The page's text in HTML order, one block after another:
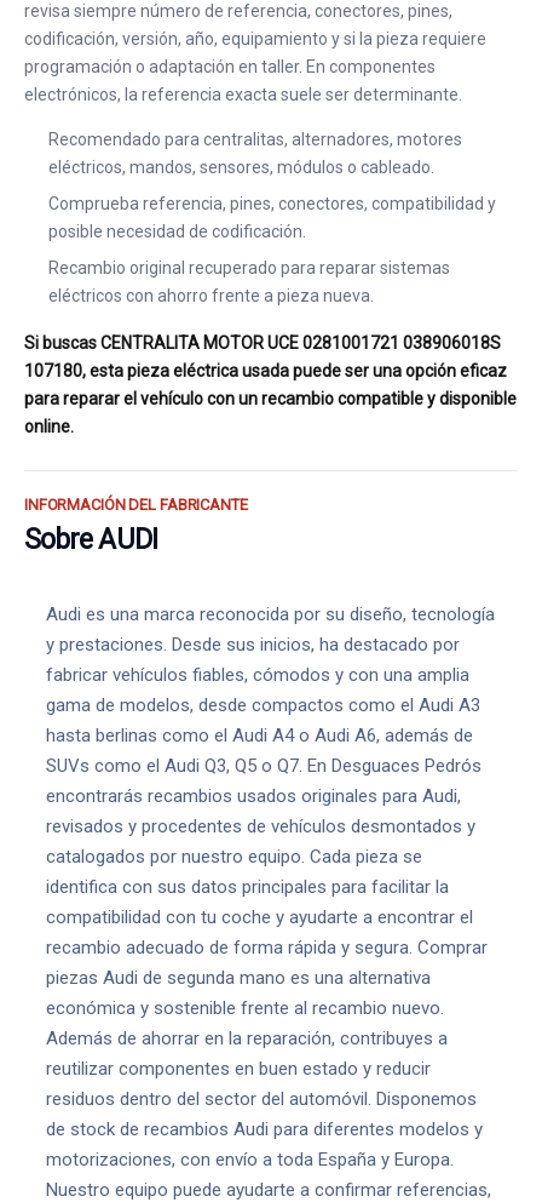
revisa siempre número de referencia, conectores, pines,
codificación, versión, año, equipamiento y si la pieza requiere
programación o adaptación en taller. En componentes
electrónicos, la referencia exacta suele ser determinante.
Recomendado para centralitas, alternadores, motores
eléctricos, mandos, sensores, módulos o cableado.
Comprueba referencia, pines, conectores, compatibilidad y
posible necesidad de codificación.
Recambio original recuperado para reparar sistemas
eléctricos con ahorro frente a pieza nueva.
Si buscas CENTRALITA MOTOR UCE 0281001721 038906018S
107180, esta pieza eléctrica usada puede ser una opción eficaz
para reparar el vehículo con un recambio compatible y disponible
online.
INFORMACIÓN DEL FABRICANTE
Sobre AUDI
Audi es una marca reconocida por su diseño, tecnología
y prestaciones. Desde sus inicios, ha destacado por
fabricar vehículos fiables, cómodos y con una amplia
gama de modelos, desde compactos como el Audi A3
hasta berlinas como el Audi A4 o Audi A6, además de
SUVs como el Audi Q3, Q5 o Q7. En Desguaces Pedrós
encontrarás recambios usados originales para Audi,
revisados y procedentes de vehículos desmontados y
catalogados por nuestro equipo. Cada pieza se
identifica con sus datos principales para facilitar la
compatibilidad con tu coche y ayudarte a encontrar el
recambio adecuado de forma rápida y segura. Comprar
piezas Audi de segunda mano es una alternativa
económica y sostenible frente al recambio nuevo.
Además de ahorrar en la reparación, contribuyes a
reutilizar componentes en buen estado y reducir
residuos dentro del sector del automóvil. Disponemos
de stock de recambios Audi para diferentes modelos y
motorizaciones, con envío a toda España y Europa.
Nuestro equipo puede ayudarte a confirmar referencias,